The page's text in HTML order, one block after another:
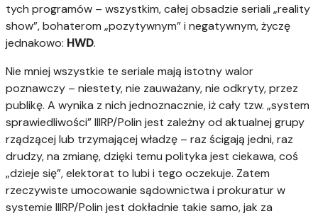
tych programów – wszystkim, całej obsadzie seriali „reality
show”, bohaterom „pozytywnym” i negatywnym, życzę
jednakowo: HWD.
Nie mniej wszystkie te seriale mają istotny walor
poznawczy – niestety, nie zauważany, nie odkryty, przez
publikę. A wynika z nich jednoznacznie, iż cały tzw. „system
sprawiedliwości” IIIRP/Polin jest zależny od aktualnej grupy
rządzącej lub trzymającej władzę – raz ścigają jedni, raz
drudzy, na zmianę, dzięki temu polityka jest ciekawa, coś
„dzieje się”, elektorat to lubi i tego oczekuje. Zatem
rzeczywiste umocowanie sądownictwa i prokuratur w
systemie IIIRP/Polin jest dokładnie takie samo, jak za